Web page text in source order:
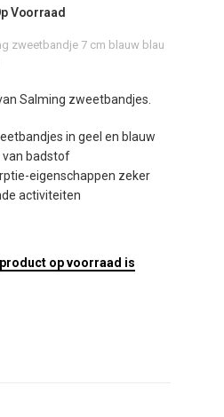
Voorraad
zweetbandje 7 cm blauw blau
Salming zweetbandjes.
in geel en blauw
badstof
eigenschappen zeker
activiteiten
op voorraad is